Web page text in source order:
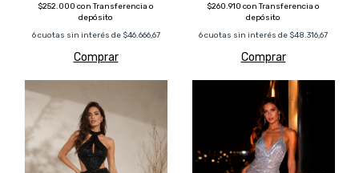
$252.000 con Transferencia o
depósito
6 cuotas sin interés de $46.666,67
Comprar
$260.910 con Transferencia o
depósito
6cuotas sin interés de $48.316,67
Comprar